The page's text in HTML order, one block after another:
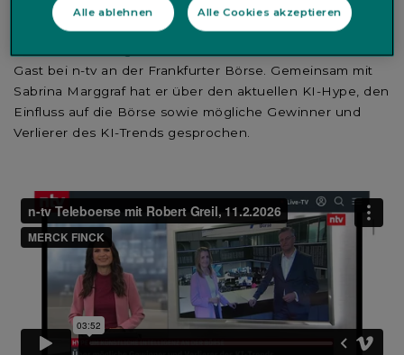
Gast bei n-tv an der Frankfurter Börse. Gemeinsam mit
Sabrina Marggraf hat er über den aktuellen KI-Hype, den
Einfluss auf die Börse sowie mögliche Gewinner und
Verlierer des KI-Trends gesprochen.
Alle ablehnen Alle Cookies akzeptieren